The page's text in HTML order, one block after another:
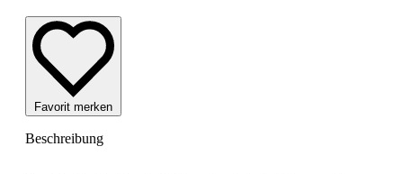
Favorit merken
Beschreibung